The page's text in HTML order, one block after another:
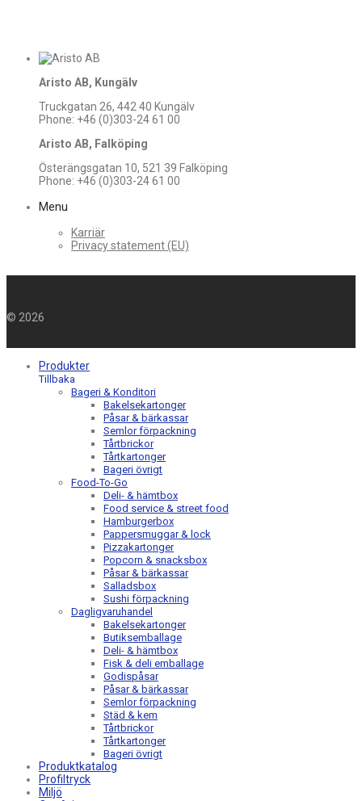
Aristo AB, Kungälv
Truckgatan 26, 442 40 Kungälv
Phone: +46 (0)303-24 61 00
Aristo AB, Falköping
Österängsgatan 10, 521 39 Falköping
Phone: +46 (0)303-24 61 00
Menu
Karriär
Privacy statement (EU)
© 2026
Produkter
Tillbaka
Bageri & Konditori
Bakelsekartonger
Påsar & bärkassar
Semlor förpackning
Tårtbrickor
Tårtkartonger
Bageri övrigt
Food-To-Go
Deli- & hämtbox
Food service & street food
Hamburgerbox
Pappersmuggar & lock
Pizzakartonger
Popcorn & snacksbox
Påsar & bärkassar
Salladsbox
Sushi förpackning
Dagligvaruhandel
Bakelsekartonger
Butiksemballage
Deli- & hämtbox
Fisk & deli emballage
Godispåsar
Påsar & bärkassar
Semlor förpackning
Städ & kem
Tårtbrickor
Tårtkartonger
Bageri övrigt
Produktkatalog
Profiltryck
Miljö